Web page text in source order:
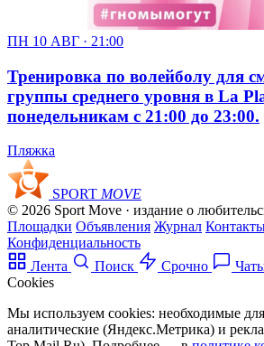
ПН 10 АВГ · 21:00
Тренировка по волейболу для
группы среднего уровня в La
понедельникам с 21:00 до 23:00.
Пляжка
SPORT MOVE
© 2026 Sport Move · издание о
Площадки Объявления Журнал
Конфиденциальность
Лента
Поиск Срочно
Cookies
Мы используем cookies: необходимые
аналитические (Яндекс.Метрика) и